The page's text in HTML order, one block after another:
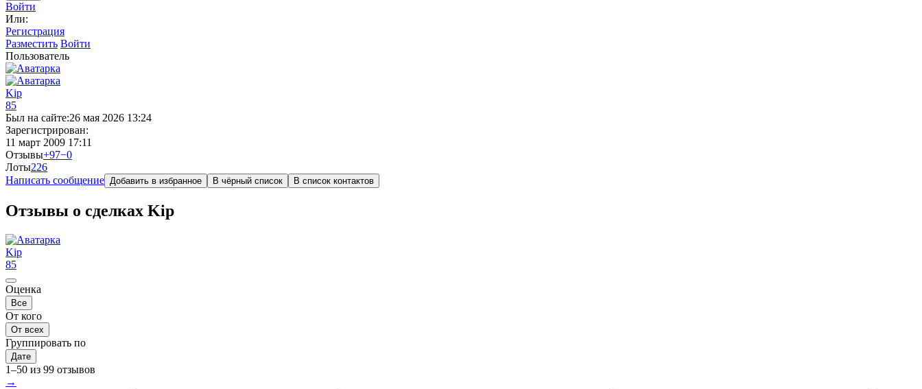
Войти
Или:
Регистрация
Разместить Войти
Пользователь
Kip
85
Был на сайте:26 мая 2026 13:24
Зарегистрирован:
11 март 2009 17:11
Отзывы+97−0
Лоты226
Написать сообщение Добавить в избранное В чёрный список В список контактов
Отзывы о сделках Kip
Kip
85
Оценка
Все
От кого
От всех
Группировать по
Дате
1–50 из 99 отзывов
→